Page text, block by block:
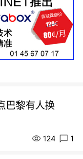
巴黎有人换
124 1